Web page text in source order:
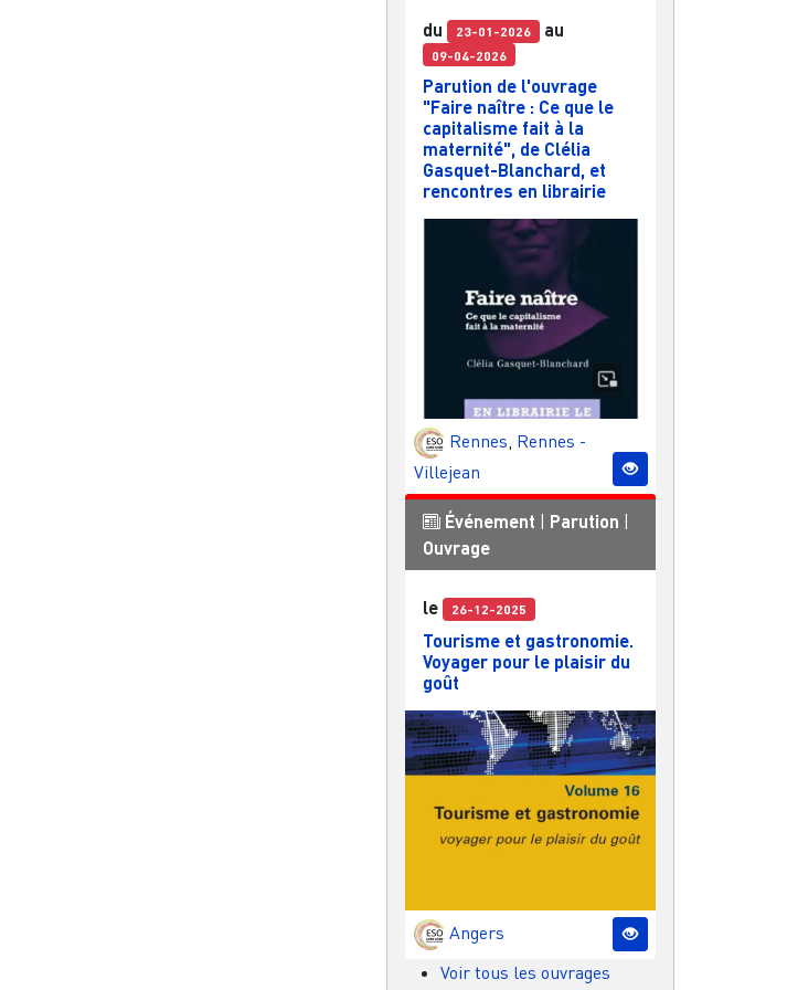
du 23-01-2026 au
09-04-2026
Parution de l'ouvrage
"Faire naître : Ce que le
capitalisme fait à la
maternité", de Clélia
Gasquet-Blanchard, et
rencontres en librairie
Rennes, Rennes -
Villejean
Événement Parution
Ouvrage
le 26-12-2025
Tourisme et gastronomie.
Voyager pour le plaisir du
goût
Angers
Voir tous les ouvrages